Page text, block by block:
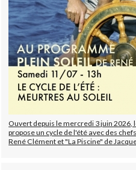
Ouvert depuis le mercredi 3 juin 2026,
propose un cycle de l'été avec des
René Clément et "La Piscine" de